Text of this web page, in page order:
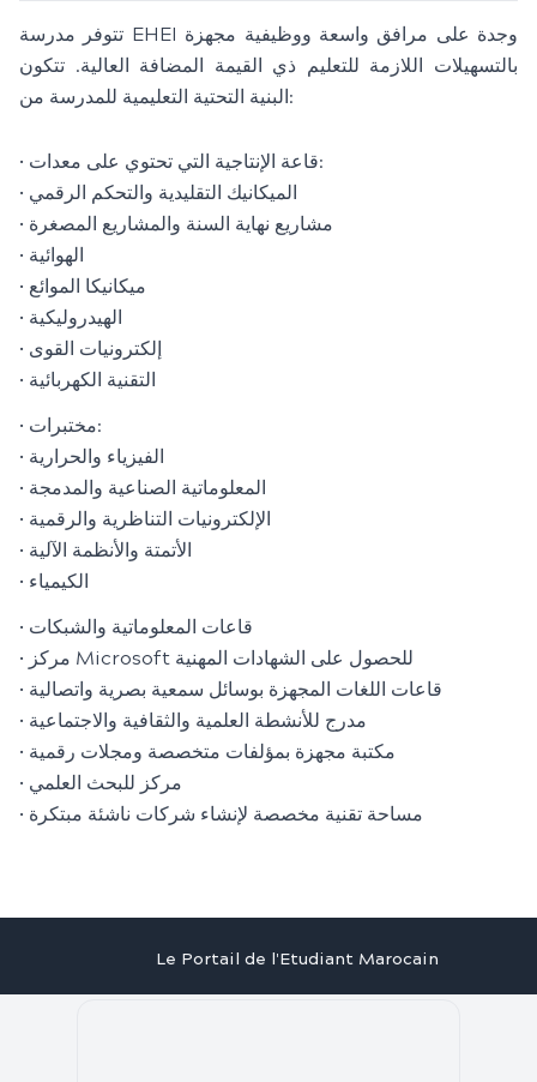
تتوفر مدرسة EHEI وجدة على مرافق واسعة ووظيفية مجهزة
بالتسهيلات اللازمة للتعليم ذي القيمة المضافة العالية. تتكون
البنية التحتية التعليمية للمدرسة من:
• قاعة الإنتاجية التي تحتوي على معدات:
• الميكانيك التقليدية والتحكم الرقمي
• مشاريع نهاية السنة والمشاريع المصغرة
• الهوائية
• ميكانيكا الموائع
• الهيدروليكية
• إلكترونيات القوى
• التقنية الكهربائية
• مختبرات:
• الفيزياء والحرارية
• المعلوماتية الصناعية والمدمجة
• الإلكترونيات التناظرية والرقمية
• الأتمتة والأنظمة الآلية
• الكيمياء
• قاعات المعلوماتية والشبكات
• مركز Microsoft للحصول على الشهادات المهنية
• قاعات اللغات المجهزة بوسائل سمعية بصرية واتصالية
• مدرج للأنشطة العلمية والثقافية والاجتماعية
• مكتبة مجهزة بمؤلفات متخصصة ومجلات رقمية
• مركز للبحث العلمي
• مساحة تقنية مخصصة لإنشاء شركات ناشئة مبتكرة
Le Portail de l'Etudiant Marocain